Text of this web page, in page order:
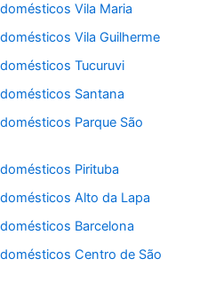
Vila Maria
Vila Guilherme
Tucuruvi
Santana
Parque São
Pirituba
Alto da Lapa
Barcelona
Centro de São